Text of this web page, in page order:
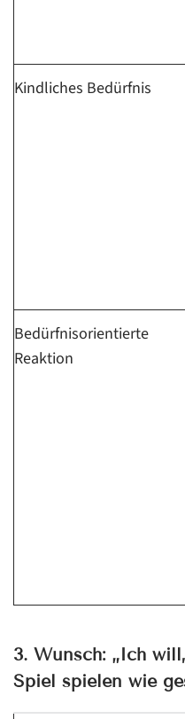
Kindliches Bedürfnis
Bedürfnisorientierte
Reaktion
3. Wunsch: „Ich
Spiel spielen wie